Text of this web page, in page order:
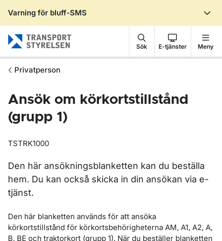
Varning för bluff-SMS
Sök E-tjänster Meny
Privatperson
Ansök om körkortstillstånd
(grupp 1)
TSTRK1000
Den här ansökningsblanketten kan du beställa
hem. Du kan också skicka in din ansökan via e-
tjänst.
Den här blanketten används för att ansöka
körkortstillstånd för körkortsbehörigheterna AM, A1, A2, A,
B, BE och traktorkort (grupp 1). När du beställer blanketten